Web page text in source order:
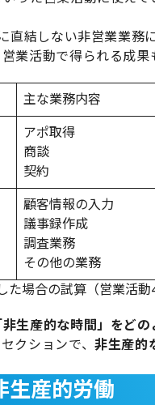
結しない非営業業務
業活動で得られる成果
主な業務内容
アポ取得
商談
契約
顧客情報の入力
議事録作成
調査業務
その他の業務
場合の試算（営業活動
非生産的な時間」をど
クションで、非生産的
生産的労働